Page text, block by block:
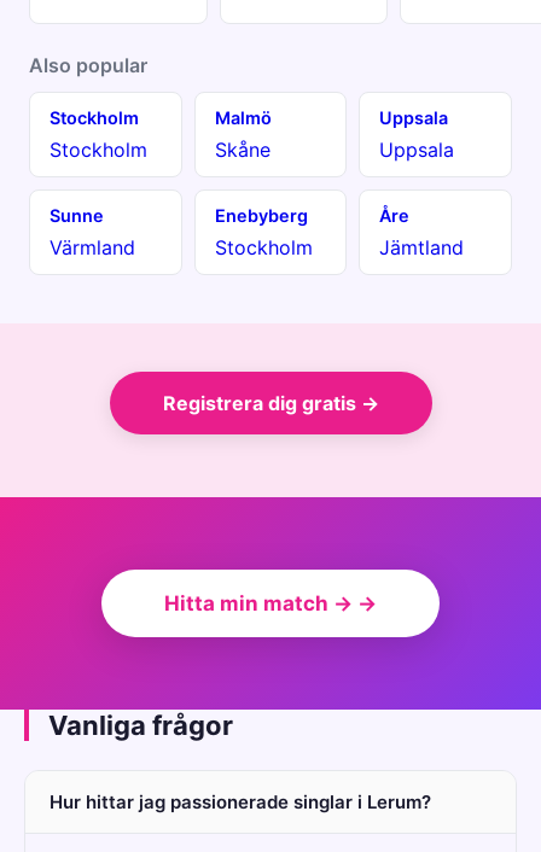
Also popular
Stockholm
Stockholm
Malmö
Skåne
Uppsala
Uppsala
Sunne
Värmland
Enebyberg
Stockholm
Åre
Jämtland
Registrera dig gratis →
Hitta min match → →
Vanliga frågor
Hur hittar jag passionerade singlar i Lerum?